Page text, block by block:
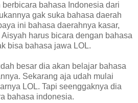
bahasa Indonesia dari
gak suka bahasa daerah
ini bahasa daerahnya kasar,
harus bicara dengan bahasa
bisa bahasa jawa LOL.
besar dia akan belajar bahasa
Sekarang aja udah mulai
LOL. Tapi seenggaknya dia
bahasa indonesia.